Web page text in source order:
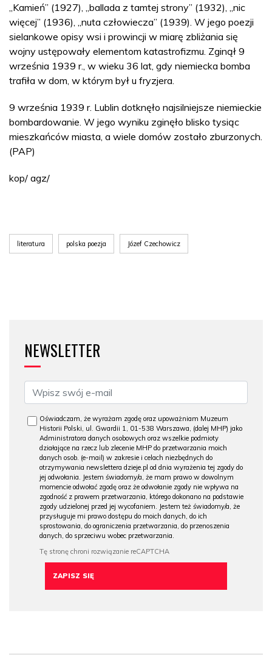
„Kamień” (1927), „ballada z tamtej strony” (1932), „nic
więcej” (1936), „nuta człowiecza” (1939). W jego poezji
sielankowe opisy wsi i prowincji w miarę zbliżania się
wojny ustępowały elementom katastrofizmu. Zginął 9
września 1939 r., w wieku 36 lat, gdy niemiecka bomba
trafiła w dom, w którym był u fryzjera.
9 września 1939 r. Lublin dotknęło najsilniejsze niemieckie
bombardowanie. W jego wyniku zginęło blisko tysiąc
mieszkańców miasta, a wiele domów zostało zburzonych.
(PAP)
kop/ agz/
literatura polska poezja Józef Czechowicz
NEWSLETTER
Oświadczam, że wyrażam zgodę oraz upoważniam Muzeum
Historii Polski, ul. Gwardii 1, 01-538 Warszawa, (dalej MHP) jako
Administratora danych osobowych oraz wszelkie podmioty
działające na rzecz lub zlecenie MHP do przetwarzania moich
danych osob. (e-mail) w zakresie i celach niezbędnych do
otrzymywania newslettera dzieje.pl od dnia wyrażenia tej zgody do
jej odwołania. Jestem świadomy/a, że mam prawo w dowolnym
momencie odwołać zgodę oraz że odwołanie zgody nie wpływa na
zgodność z prawem przetwarzania, którego dokonano na podstawie
zgody udzielonej przed jej wycofaniem. Jestem też świadomy/a, że
przysługuje mi prawo dostępu do moich danych, do ich
sprostowania, do ograniczenia przetwarzania, do przenoszenia
danych, do sprzeciwu wobec przetwarzania.